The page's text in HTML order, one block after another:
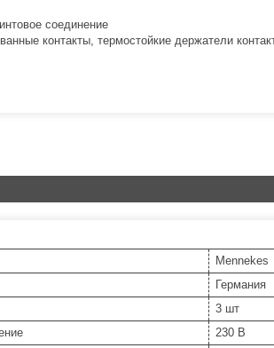
соединение
контакты, термостойкие держатели
Mennekes
Германия
3 шт
230 В